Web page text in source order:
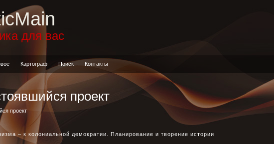
для вас
Картограф Поиск Контакты
проект
проект
– к колониальной демократии. Планирование и творение истории